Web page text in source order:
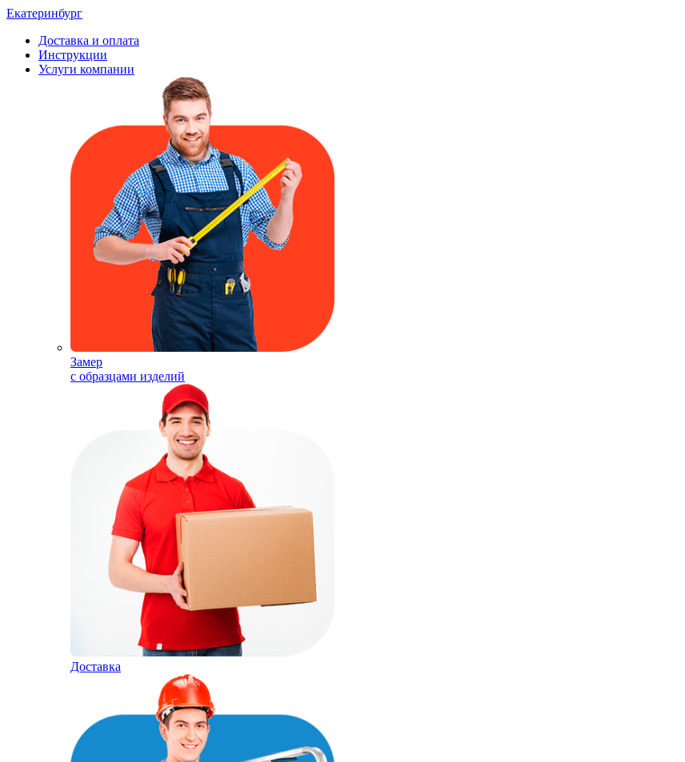
Екатеринбург
Доставка и оплата
Инструкции
Услуги компании
Замер
с образцами изделий
Доставка